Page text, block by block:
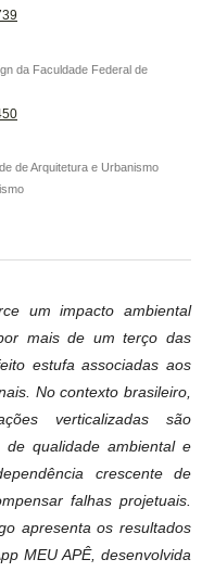
da Faculdade Federal de
de Arquitetura e Urbanismo
um impacto ambiental
mais de um terço das
estufa associadas aos
No contexto brasileiro,
verticalizadas são
qualidade ambiental e
crescente de
falhas projetuais.
apresenta os resultados
MEU APÊ, desenvolvida